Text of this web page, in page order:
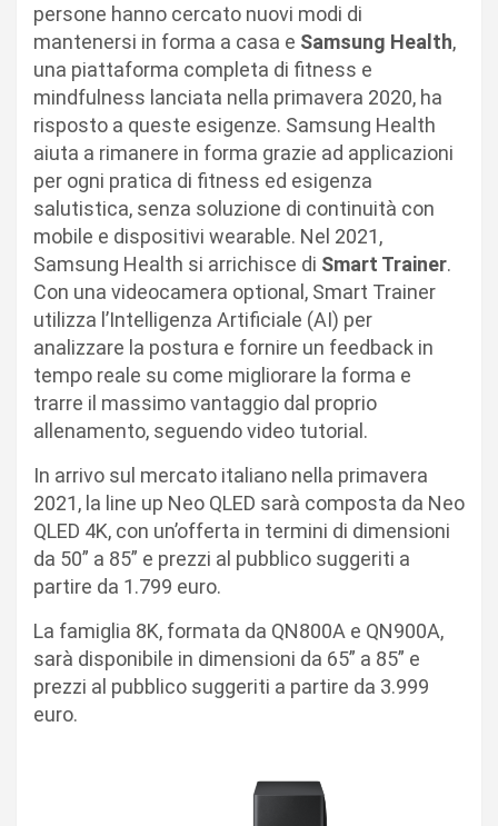
persone hanno cercato nuovi modi di
mantenersi in forma a casa e Samsung Health,
una piattaforma completa di fitness e
mindfulness lanciata nella primavera 2020, ha
risposto a queste esigenze. Samsung Health
aiuta a rimanere in forma grazie ad applicazioni
per ogni pratica di fitness ed esigenza
salutistica, senza soluzione di continuità con
mobile e dispositivi wearable. Nel 2021,
Samsung Health si arrichisce di Smart Trainer.
Con una videocamera optional, Smart Trainer
utilizza l’Intelligenza Artificiale (AI) per
analizzare la postura e fornire un feedback in
tempo reale su come migliorare la forma e
trarre il massimo vantaggio dal proprio
allenamento, seguendo video tutorial.
In arrivo sul mercato italiano nella primavera
2021, la line up Neo QLED sarà composta da Neo
QLED 4K, con un’offerta in termini di dimensioni
da 50” a 85” e prezzi al pubblico suggeriti a
partire da 1.799 euro.
La famiglia 8K, formata da QN800A e QN900A,
sarà disponibile in dimensioni da 65” a 85” e
prezzi al pubblico suggeriti a partire da 3.999
euro.